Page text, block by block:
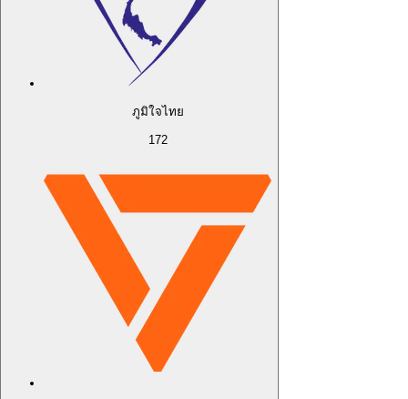
ภูมิใจไทย
172